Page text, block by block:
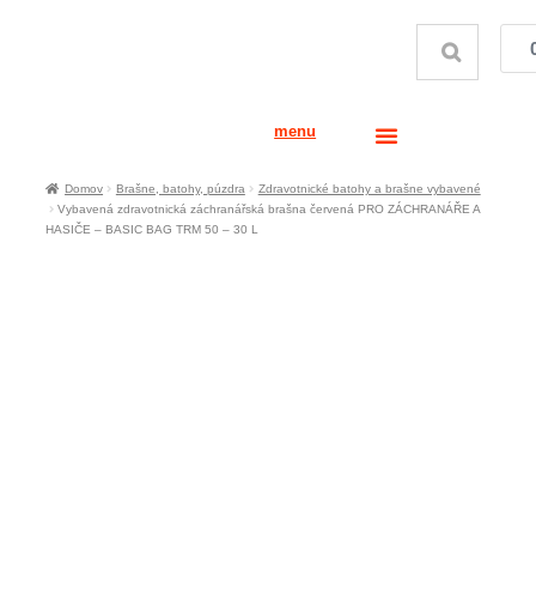
menu
Domov Brašne, batohy, púzdra
Zdravotnické batohy a brašne vybavené
Vybavená zdravotnická záchranářská brašna červená PRO ZÁCHRANÁŘE A
HASIČE – BASIC BAG TRM 50 – 30 L